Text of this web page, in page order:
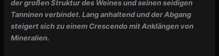
der großen Struktur des Weines und seinen seidigen
Tanninen verbindet. Lang anhaltend und der Abgang
steigert sich zu einem Crescendo mit Anklängen von
Mineralien.